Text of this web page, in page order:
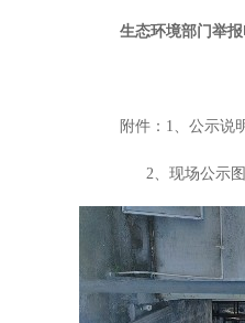
生态环境部门举报
附件： 1、公示说
2、现场公示